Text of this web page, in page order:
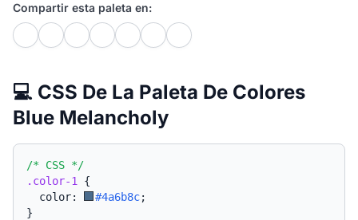
Compartir esta paleta en:
💻 CSS De La Paleta De Colores
Blue Melancholy
/* CSS */
.color-1
{
  color:
#4a6b8c;
}